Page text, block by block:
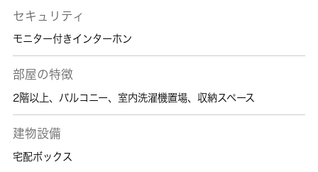
セキュリティ
モニター付きインターホン
部屋の特徴
2階以上、 バルコニー、 室内洗濯機置場、 収納スペース
建物設備
宅配ボックス